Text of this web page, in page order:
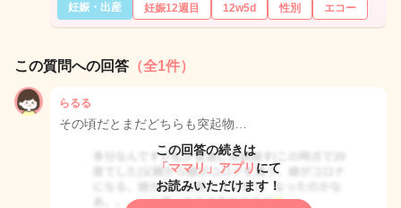
妊娠・出産
妊娠12週目 12w5d 性別 エコー
この質問への回答 （全1件）
らるる
その頃だとまだどちらも突起物…
この回答の続きは
「ママリ」アプリ にて
お読みいただけます！